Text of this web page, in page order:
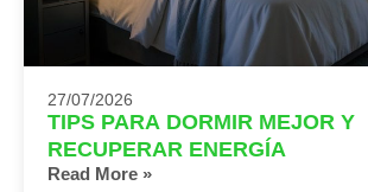
27/07/2026
TIPS PARA DORMIR MEJOR Y
RECUPERAR ENERGÍA
Read More »